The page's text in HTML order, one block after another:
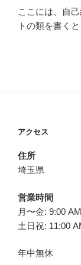
ここには、自
トの類を書く
アクセス
住所
埼玉県
営業時間
月〜金: 9:00
土日祝: 11:00
年中無休